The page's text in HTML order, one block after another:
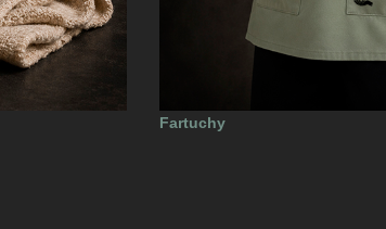
Fartuchy